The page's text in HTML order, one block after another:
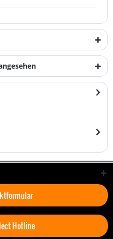
Hotline